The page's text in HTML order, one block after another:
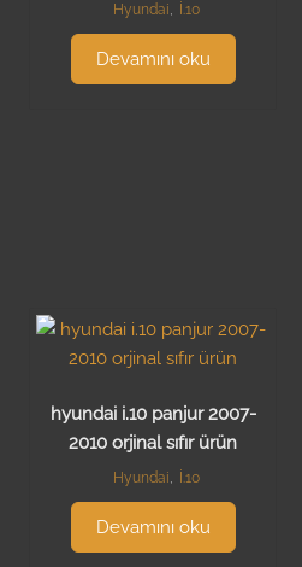
Hyundai, İ.10
Devamını oku
hyundai i.10 panjur 2007-
2010 orjinal sıfır ürün
Hyundai, İ.10
Devamını oku